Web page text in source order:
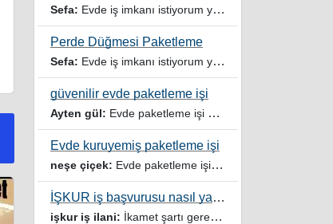
Sefa: Evde iş imkanı istiyorum yardımcı olur musunuz
Perde Düğmesi Paketleme
Sefa: Evde iş imkanı istiyorum yardımcı olursanız sevinirim
güvenilir evde paketleme işi
Ayten gül: Evde paketleme işi ariyorum
Evde kuruyemiş paketleme işi
neşe çiçek: Evde paketleme işi veren firmalar ariyorum
İŞKUR iş başvurusu nasıl yapılır
işkur iş ilani: İkamet şartı gerektirmeyen işler veya iş ilanlari da listelensin. Arama sonucuna işverenin tercih ettiği ikamet illeri de eklense olmazmi